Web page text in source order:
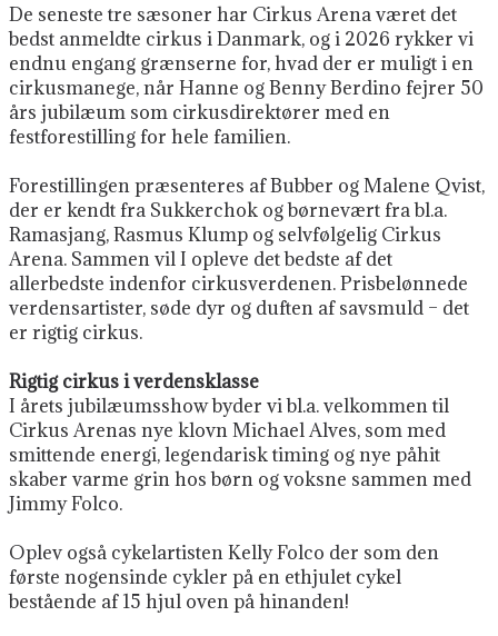
De seneste tre sæsoner har Cirkus Arena været det
bedst anmeldte cirkus i Danmark, og i 2026 rykker vi
endnu engang grænserne for, hvad der er muligt i en
cirkusmanege, når Hanne og Benny Berdino fejrer 50
års jubilæum som cirkusdirektører med en
festforestilling for hele familien.
Forestillingen præsenteres af Bubber og Malene Qvist,
der er kendt fra Sukkerchok og børnevært fra bl.a.
Ramasjang, Rasmus Klump og selvfølgelig Cirkus
Arena. Sammen vil I opleve det bedste af det
allerbedste indenfor cirkusverdenen. Prisbelønnede
verdensartister, søde dyr og duften af savsmuld – det
er rigtig cirkus.
Rigtig cirkus i verdensklasse
I årets jubilæumsshowbyder vi bl.a. velkommen til
Cirkus Arenas nye klovn Michael Alves, som med
smittende energi, legendarisk timing og nye påhit
skaber varme grin hos børn og voksne sammen med
Jimmy Folco.
Oplev også cykelartisten Kelly Folco der som den
første nogensinde cykler på en ethjulet cykel
bestående af 15 hjul oven på hinanden!